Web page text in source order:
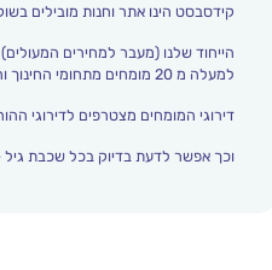
קידסבסט הינו אתר וחנות מובילים
הייחוד שלנו (מעבר למחירים
למעלה מ 20 מומחים מתחומי החינוך והתפתחות הילד מדרגים אצלנו כל הזמן את עולם הילדים.
דירוגי המומחים מצטרפים לדירוגי
וכך אפשר לדעת בדיוק בכל שכבת גיל